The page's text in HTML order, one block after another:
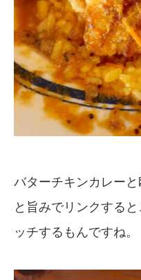
バターチキンカレー
と旨みでリンクする
ッチするもんですね。